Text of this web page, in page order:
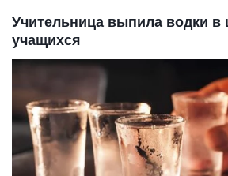
Учительница выпила водки в
учащихся